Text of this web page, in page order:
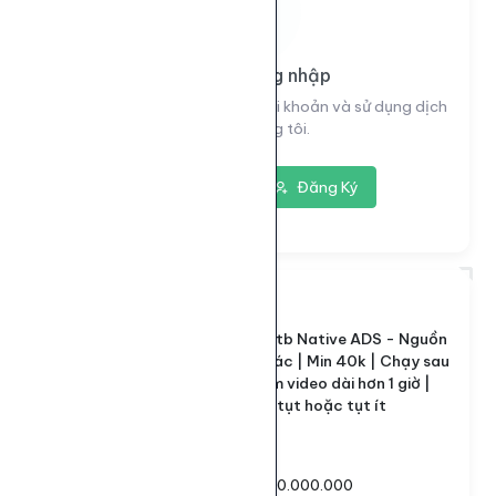
Vui lòng đăng nhập
Đăng nhập để xem thông tin tài khoản và sử dụng dịch
vụ của chúng tôi.
Đăng Ký
Sv1 | View ytb Native ADS - Nguồn
Ads Mxh khác | Min 40k | Chạy sau
1-24h | Cấm video dài hơn 1 giờ |
Gần đây ko tụt hoặc tụt ít
40.000 - 100.000.000